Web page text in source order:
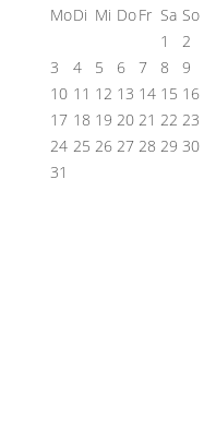
MoDi Mi DoFr Sa So
1
2
3
4 5 6 7 8
9
10 11 12 13 14 15 16
17 18 19 20 21 22 23
24 25 26 27 28 29 30
31